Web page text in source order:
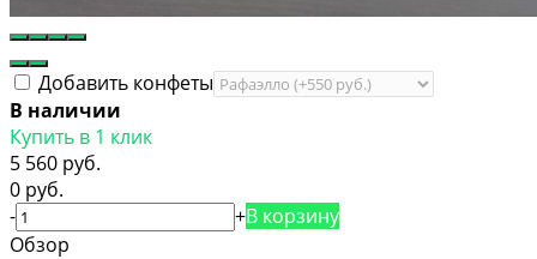
Добавить конфеты
В наличии
Купить в 1 клик
5 560 руб.
0 руб.
-
+В корзину
Обзор